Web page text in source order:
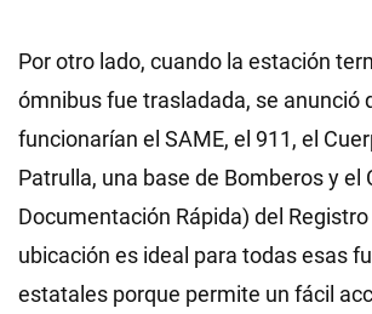
Por otro lado, cuando la estación
ómnibus fue trasladada, se anunció
funcionarían el SAME, el 911, el
Patrulla, una base de Bomberos y el
Documentación Rápida) del Registro
ubicación es ideal para todas esas
estatales porque permite un fácil